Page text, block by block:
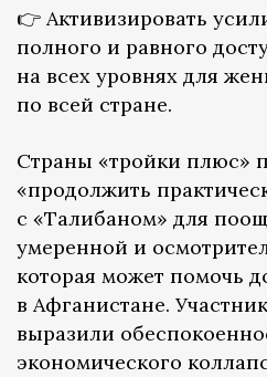
👉 Активизировать
полного и равного
на всех уровнях для
по всей стране.
Страны «тройки плюс»
«продолжить
с «Талибаном» для
умеренной и
которая может помочь
в Афганистане.
выразили
экономического